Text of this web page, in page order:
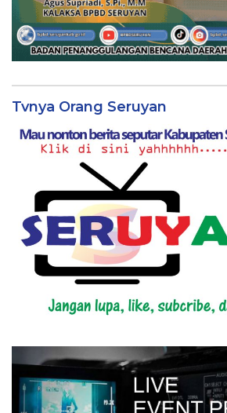
Tvnya Orang Seruyan